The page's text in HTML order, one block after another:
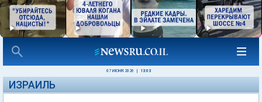
07 ИЮНЯ 2026 13:03
ИЗРАИЛЬ